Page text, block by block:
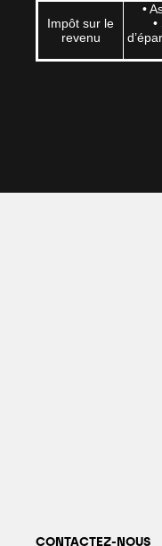
Impôt sur le
revenu
•
CONTACTEZ-NOUS